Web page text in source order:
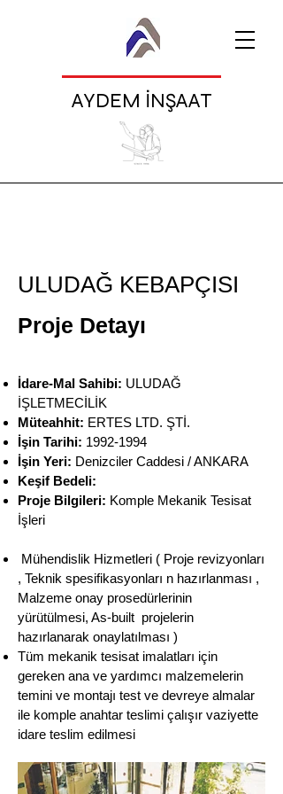
AYDEM İNŞAAT
ULUDAĞ KEBAPÇISI
Proje Detayı
İdare-Mal Sahibi: ULUDAĞ
İŞLETMECİLİK
Müteahhit: ERTES LTD. ŞTİ.
İşin Tarihi: 1992-1994
İşin Yeri: Denizciler Caddesi / ANKARA
Keşif Bedeli:
Proje Bilgileri: Komple Mekanik Tesisat
İşleri
Mühendislik Hizmetleri ( Proje revizyonları
, Teknik spesifikasyonları n hazırlanması ,
Malzeme onay prosedürlerinin
yürütülmesi, As-built projelerin
hazırlanarak onaylatılması )
Tüm mekanik tesisat imalatları için
gereken ana ve yardımcı malzemelerin
temini ve montajı test ve devreye almalar
ile komple anahtar teslimi çalışır vaziyette
idare teslim edilmesi